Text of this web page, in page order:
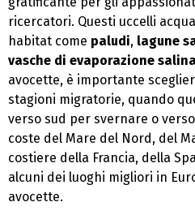
ricercatori. Questi uccelli
habitat come paludi, lagune
vasche di evaporazione salina
avocette, è importante
stagioni migratorie, quando
verso sud per svernare o
coste del Mare del Nord, del
costiere della Francia, della
alcuni dei luoghi migliori in
avocette.